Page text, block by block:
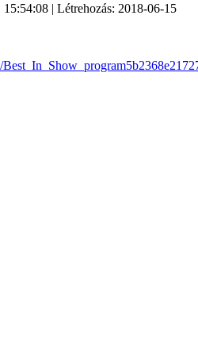
| Létrehozás: 2018-06-15